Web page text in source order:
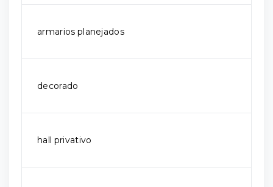
armarios planejados
decorado
hall privativo